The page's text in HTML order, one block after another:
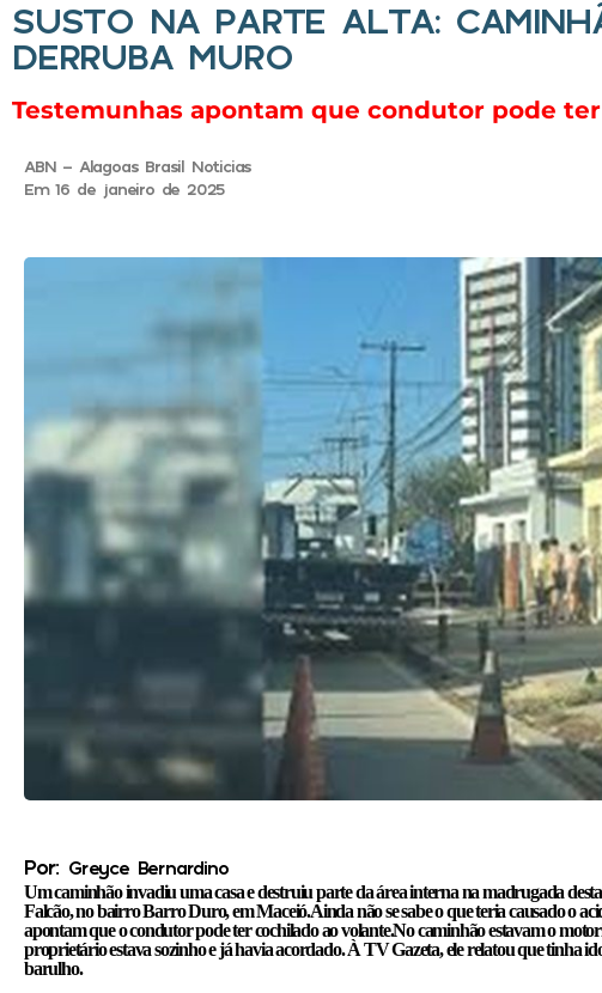
SUSTO NA PARTE ALTA:
DERRUBA MURO
Testemunhas apontam que condutor pode
ABN - Alagoas Brasil Noticias
Em 16 de janeiro de 2025
Por: Greyce Bernardino
Um caminhão invadiu uma casa e destruiu parte da área interna na madrugada
Falcão, no bairro Barro Duro, em Maceió.Ainda não se sabe o que teria causado o
apontam que o condutor pode ter cochilado ao volante.No caminhão estavam o
proprietário estava sozinho e já havia acordado. À TV Gazeta, ele relatou que tinha
barulho.